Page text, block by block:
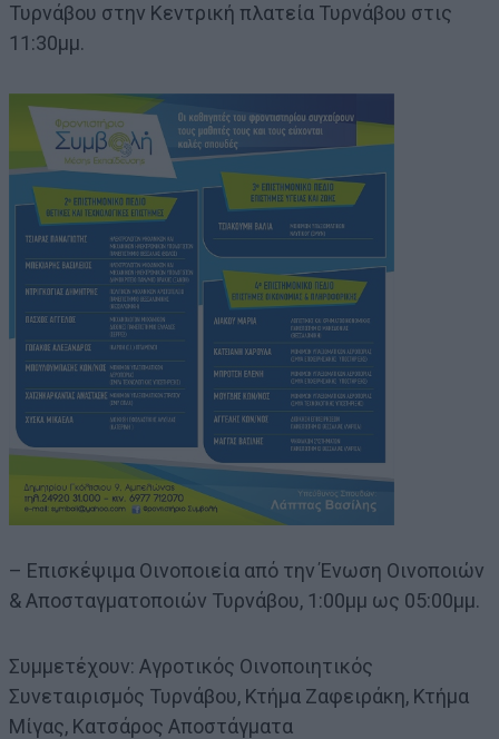
Τυρνάβου στην Κεντρική πλατεία Τυρνάβου στις
11:30μμ.
– Επισκέψιμα Οινοποιεία από την Ένωση Οινοποιών
& Αποσταγματοποιών Τυρνάβου, 1:00μμ ως 05:00μμ.
Συμμετέχουν: Αγροτικός Οινοποιητικός
Συνεταιρισμός Τυρνάβου, Κτήμα Ζαφειράκη, Κτήμα
Μίγας, Κατσάρος Αποστάγματα